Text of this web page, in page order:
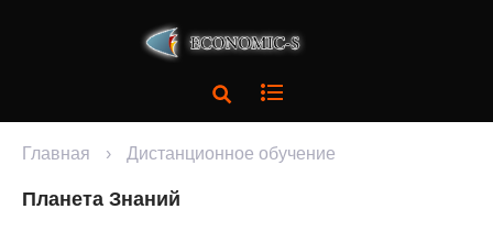
Главная › Дистанционное обучение
Планета Знаний